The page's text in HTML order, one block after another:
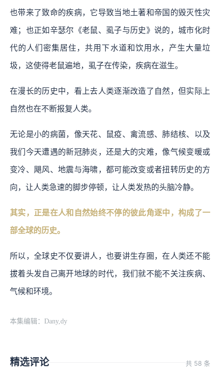
也带来了致命的疾病，它导致当地土著和帝国的毁灭性灾
难；也正如辛瑟尔《老鼠、虱子与历史》说的，城市化时
代的人们密集居住，共用下水道和饮用水，产生大量垃
圾，这使得老鼠遍地，虱子在传染，疾病在滋生。
在漫长的历史中，看上去人类逐渐改造了自然，但实际上
自然也在不断报复人类。
无论是小的病菌，像天花、鼠疫、禽流感、肺结核、以及
我们今天遭遇的新冠肺炎，还是大的灾难，像气候变暖或
变冷、飓风、地震与海啸，都可能改变或者扭转历史的方
向，让人类急速的脚步停顿，让人类发热的头脑冷静。
其实，正是在人和自然始终不停的彼此角逐中，构成了一
部全球的历史。
所以，全球史不仅要讲人，也要讲生存圈，在人类还不能
拔着头发自己离开地球的时代，我们就不能不关注疾病、
气候和环境。
本集编辑：Dany,dy
精选评论 共 58 条